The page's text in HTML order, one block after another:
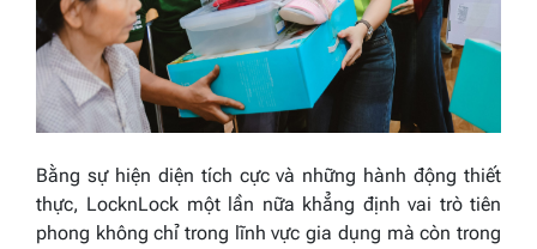
Bằng sự hiện diện tích cực và những hành động thiết
thực, LocknLock một lần nữa khẳng định vai trò tiên
phong không chỉ trong lĩnh vực gia dụng mà còn trong